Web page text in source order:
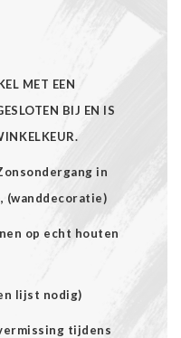
MET EEN
BIJ EN IS
in
(wanddecoratie)
op echt houten
lijst nodig)
tijdens